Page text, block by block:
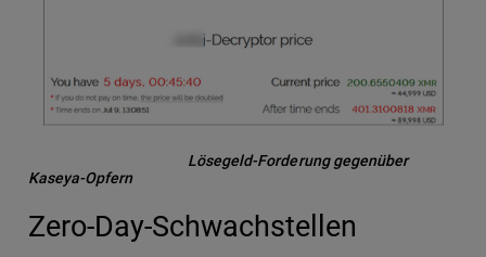
Lösegeld-Forderung gegenüber
Kaseya-Opfern
Zero-Day-Schwachstellen